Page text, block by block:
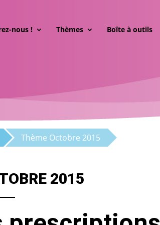
nous ! Thèmes Boîte à outils
Thème Octobre 2015
2015